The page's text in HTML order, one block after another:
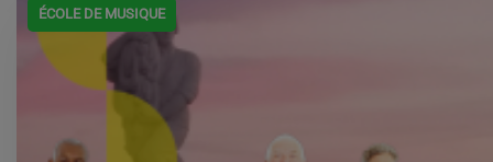
ÉCOLE DE MUSIQUE